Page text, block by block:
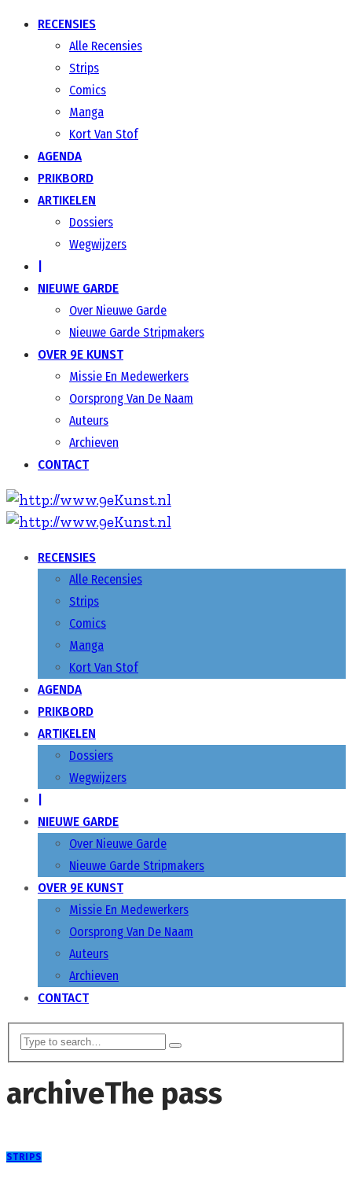
RECENSIES
Alle Recensies
Strips
Comics
Manga
Kort Van Stof
AGENDA
PRIKBORD
ARTIKELEN
Dossiers
Wegwijzers
NIEUWE GARDE
Over Nieuwe Garde
Nieuwe Garde Stripmakers
OVER 9E KUNST
Missie En Medewerkers
Oorsprong Van De Naam
Auteurs
Archieven
CONTACT
RECENSIES
Alle Recensies
Strips
Comics
Manga
Kort Van Stof
AGENDA
PRIKBORD
ARTIKELEN
Dossiers
Wegwijzers
NIEUWE GARDE
Over Nieuwe Garde
Nieuwe Garde Stripmakers
OVER 9E KUNST
Missie En Medewerkers
Oorsprong Van De Naam
Auteurs
Archieven
CONTACT
archiveThe pass
STRIPS